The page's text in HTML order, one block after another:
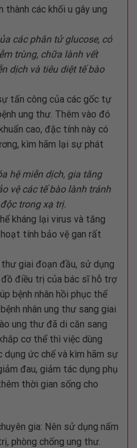
thành các khối u gây ung
các phân tử glucose, có
trùng, chữa lành vết
dịch và tiêu diệt tế bào
tấn công của các gốc tự
ung thư. Thêm vào đó
cao, đặc tính này có
kìm hãm lại sự phát
hệ miễn dịch, gia tăng
vệ các tế bào lành tránh
trong xạ trị.
kháng lại virus và tăng
tính bảo vệ gan rất
giai đoạn đầu, sử dụng
điều trị của bác sĩ hỗ trợ
bệnh nhân hồi phục thể
nhân ung thư sang giai
ung thư đã di căn sang
cơ thể thì việc dùng
dụng ức chế và kìm hãm sự
đau, giảm tác dụng phụ
thời gian sống cho
gia: Nên sử dụng nấm
phòng chống ung thư.